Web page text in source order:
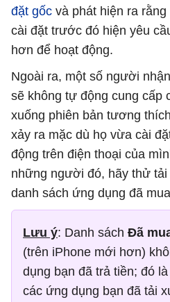
đặt gốc và phát hiện ra
cài đặt trước đó hiện yêu
hơn để hoạt động.
Ngoài ra, một số người
sẽ không tự động cung cấp
xuống phiên bản tương
xảy ra mặc dù họ vừa cài
động trên điện thoại của
những người đó, hãy thử
danh sách ứng dụng đã
Lưu ý: Danh sách Đã
(trên iPhone mới hơn)
dụng bạn đã trả tiền; đó
các ứng dụng bạn đã tải